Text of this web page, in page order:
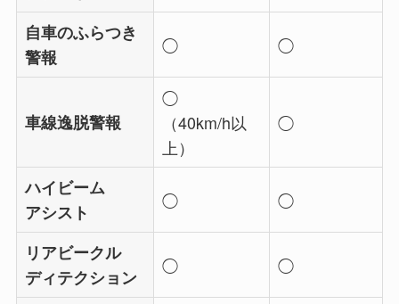
自車のふらつき
警報
◯ ◯
車線逸脱警報
◯
（40km/h以
上）
◯
ハイビーム
アシスト
◯ ◯
リアビークル
ディテクション
◯ ◯